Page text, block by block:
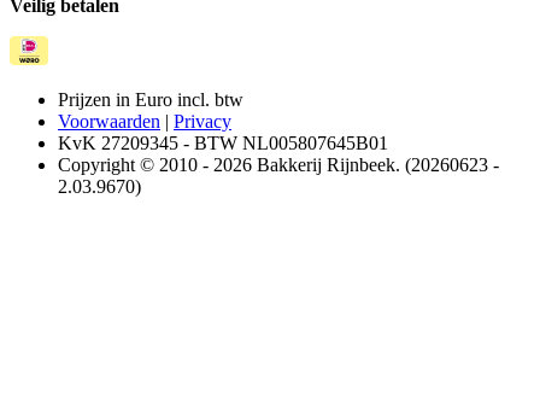
Veilig betalen
Prijzen in Euro incl. btw
Voorwaarden | Privacy
KvK 27209345 - BTW NL005807645B01
Copyright © 2010 - 2026 Bakkerij Rijnbeek. (20260623 -
2.03.9670)